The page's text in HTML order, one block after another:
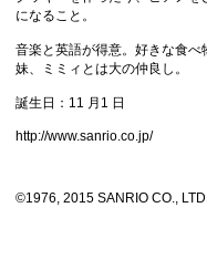
になること。
音楽と英語が得意。好きな食
妹、ミミィとは大の仲良し。
誕生日：11 月1 日
http://www.sanrio.co.jp/
©1976, 2015 SANRIO CO.,